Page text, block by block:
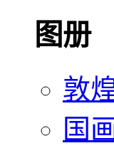
图册
敦
国